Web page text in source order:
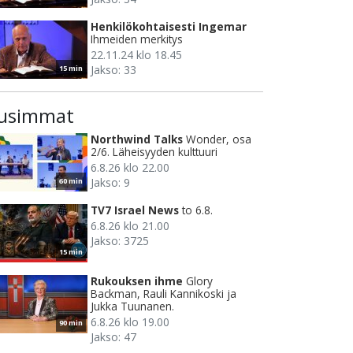
15 min
Henkilökohtaisesti Ingemar
Ihmeiden merkitys
22.11.24 klo 18.45
Jakso: 33
60 min
Northwind Talks Wonder, osa
2/6. Läheisyyden kulttuuri
6.8.26 klo 22.00
Jakso: 9
15 min
TV7 Israel News to 6.8.
6.8.26 klo 21.00
Jakso: 3725
90 min
Rukouksen ihme Glory
Backman, Rauli Kannikoski ja
Jukka Tuunanen.
6.8.26 klo 19.00
Jakso: 47